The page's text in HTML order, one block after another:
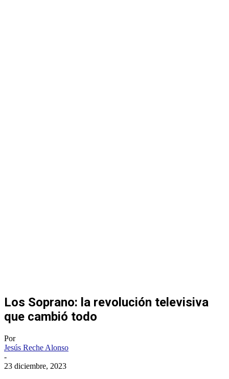
Los Soprano: la revolución televisiva
que cambió todo
Por
Jesús Reche Alonso
-
23 diciembre, 2023